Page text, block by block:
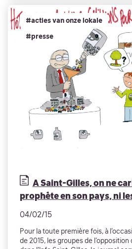
#acties van onze lokale
#presse
A Saint-Gilles, on ne
prophète en son pays, ni
04/02/15
Pour la toute première fois, à
de 2015, les groupes de